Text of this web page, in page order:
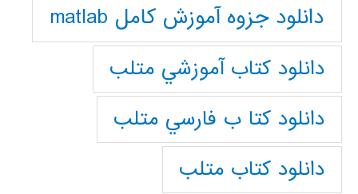
دانلود جزوه آموزش کامل matlab
دانلود كتاب آموزشي متلب
دانلود كتا ب فارسي متلب
دانلود كتاب متلب